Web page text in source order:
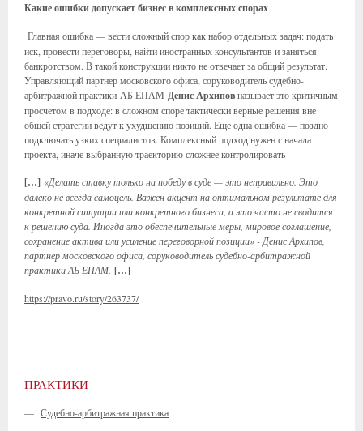
Какие ошибки допускает бизнес в комплексных спорах
Главная ошибка — вести сложный спор как набор отдельных задач: подать
иск, провести переговоры, найти иностранных консультантов и заняться
банкротством. В такой конструкции никто не отвечает за общий результат.
Управляющий партнер московского офиса, соруководитель судебно-
арбитражной практики АБ ЕПАМ Денис Архиповназывает это критичным
просчетом в подходе: в сложном споре тактически верные решения вне
общей стратегии ведут к ухудшению позиций. Еще одна ошибка — поздно
подключать узких специалистов. Комплексный подход нужен с начала
проекта, иначе выбранную траекторию сложнее контролировать
[…] «Делать ставку только на победу в суде — это неправильно. Это
далеко не всегда самоцель. Важен акцент на оптимальном результате для
конкретной ситуации или конкретного бизнеса, а это часто не сводится
к решению суда. Иногда это обеспечительные меры, мировое соглашение,
сохранение актива или усиление переговорной позиции» - Денис Архипов,
партнер московского офиса, соруководитель судебно-арбитражной
практики АБ ЕПАМ. […]
https://pravo.ru/story/263737/
ПРАКТИКИ
— Судебно-арбитражная практика